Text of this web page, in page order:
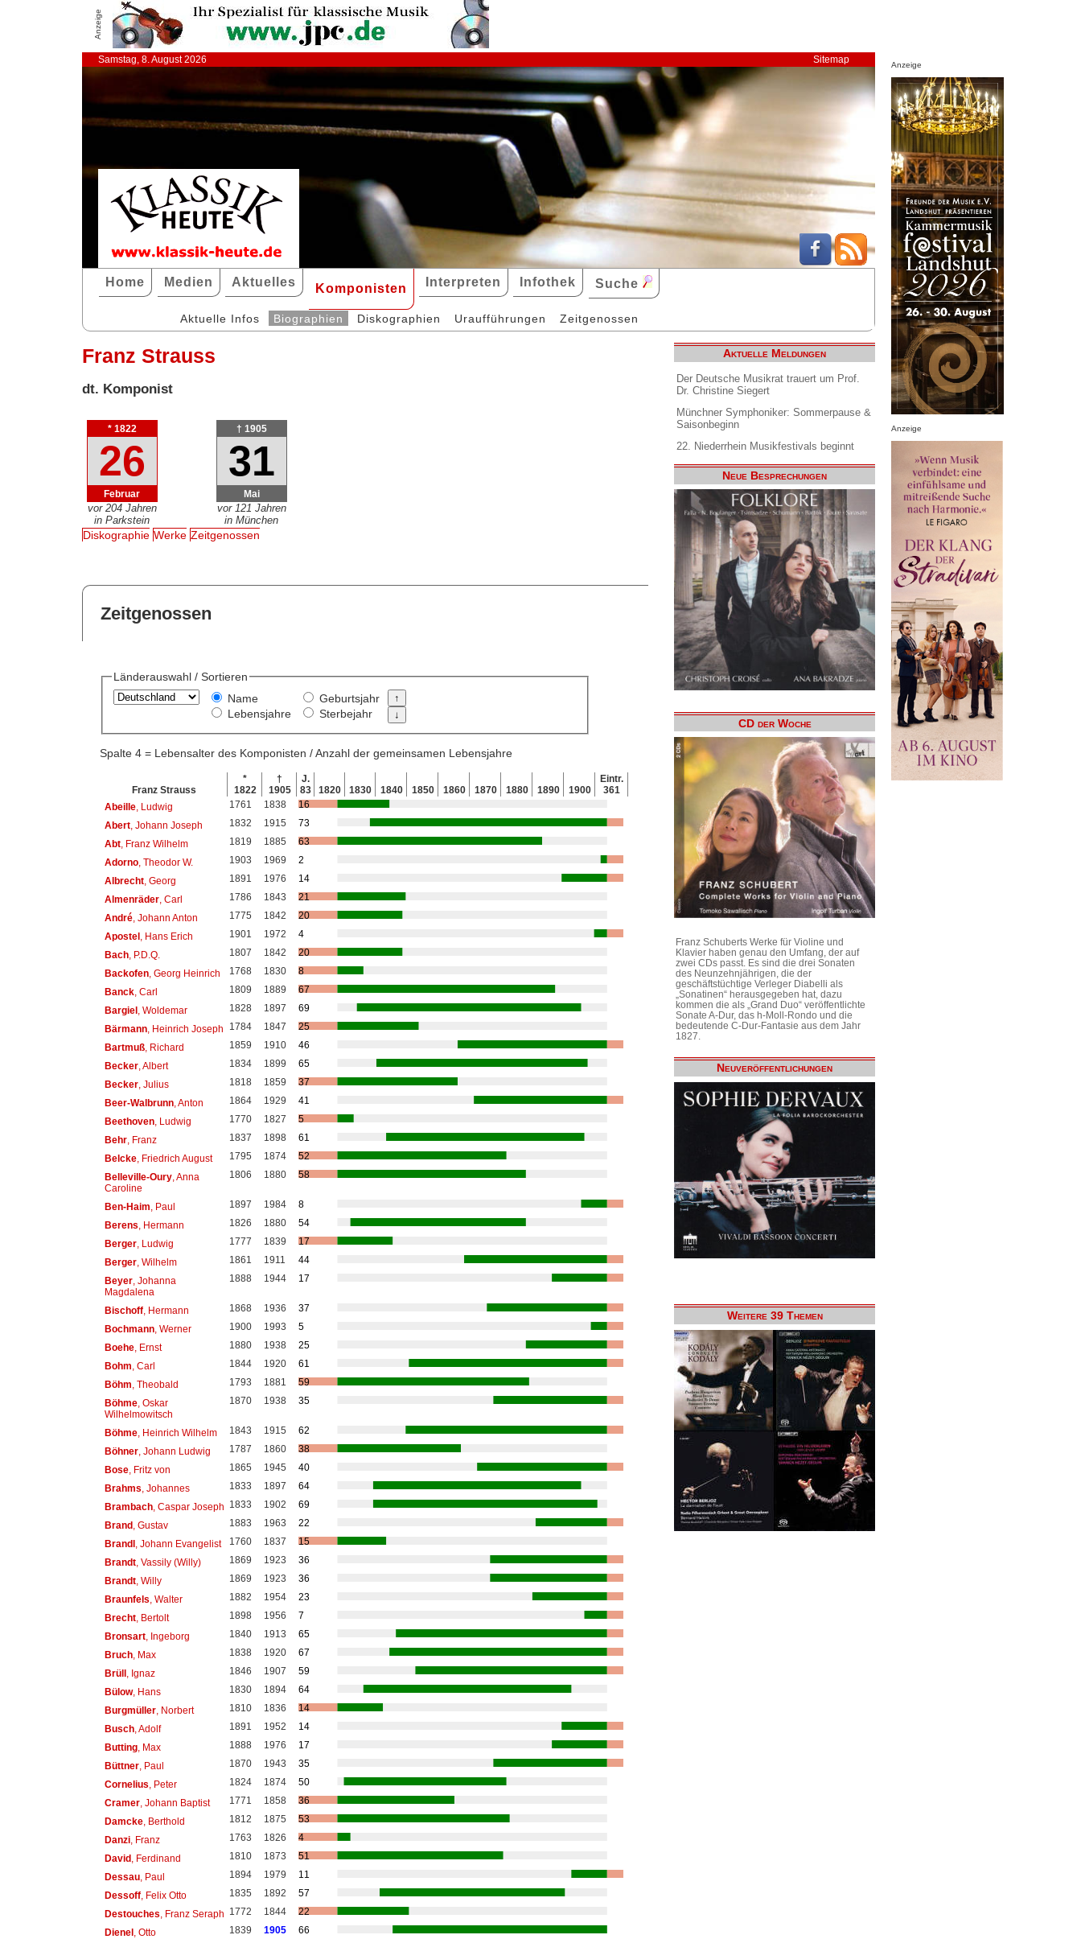
Anzeige
Samstag, 8. August 2026 Sitemap
Home Medien Aktuelles Komponisten Interpreten Infothek Suche
Aktuelle Infos Biographien Diskographien Uraufführungen Zeitgenossen
Franz Strauss
dt. Komponist
* 1822
26
Februar
vor 204 Jahren
in Parkstein
† 1905
31
Mai
vor 121 Jahren
in München
Diskographie Werke Zeitgenossen
Zeitgenossen
Länderauswahl / Sortieren
Name
Lebensjahre
Geburtsjahr
Sterbejahr
Spalte 4 = Lebensalter des Komponisten / Anzahl der gemeinsamen Lebensjahre
Franz Strauss
*
1822
†
1905
J.
83
1820 1830 1840 1850 1860 1870 1880 1890 1900
Eintr.
361
Abeille, Ludwig 1761 1838
16
Abert, Johann Joseph 1832 1915
73
Abt, Franz Wilhelm 1819 1885
63
Adorno, Theodor W. 1903 1969
2
Albrecht, Georg 1891 1976
14
Almenräder, Carl 1786 1843
21
André, Johann Anton 1775 1842
20
Apostel, Hans Erich 1901 1972
4
Bach, P.D.Q. 1807 1842
20
Backofen, Georg Heinrich 1768 1830
8
Banck, Carl 1809 1889
67
Bargiel, Woldemar 1828 1897
69
Bärmann, Heinrich Joseph 1784 1847
25
Bartmuß, Richard 1859 1910
46
Becker, Albert 1834 1899
65
Becker, Julius 1818 1859
37
Beer-Walbrunn, Anton 1864 1929
41
Beethoven, Ludwig 1770 1827
5
Behr, Franz 1837 1898
61
Belcke, Friedrich August 1795 1874
52
Belleville-Oury, Anna
Caroline
1806 1880 58
Ben-Haim , Paul 1897 1984
8
Berens , Hermann 1826 1880
54
Berger, Ludwig 1777 1839
17
Berger, Wilhelm 1861 1911
44
Beyer, Johanna
Magdalena
1888 1944 17
Bischoff, Hermann 1868 1936
37
Bochmann, Werner 1900 1993
5
Boehe, Ernst 1880 1938
25
Bohm , Carl 1844 1920
61
Böhm , Theobald 1793 1881
59
Böhme, Oskar
Wilhelmowitsch
1870 1938 35
Böhme, Heinrich Wilhelm 1843 1915
62
Böhner, Johann Ludwig 1787 1860
38
Bose, Fritz von 1865 1945
40
Brahms , Johannes 1833 1897
64
Brambach, Caspar Joseph 1833 1902
69
Brand, Gustav 1883 1963
22
Brandl, Johann Evangelist 1760 1837
15
Brandt, Vassily (Willy) 1869 1923
36
Brandt, Willy 1869 1923
36
Braunfels , Walter 1882 1954
23
Brecht, Bertolt 1898 1956
7
Bronsart, Ingeborg 1840 1913
65
Bruch, Max 1838 1920
67
Brüll, Ignaz 1846 1907
59
Bülow, Hans 1830 1894
64
Burgmüller, Norbert 1810 1836
14
Busch, Adolf 1891 1952
14
Butting, Max 1888 1976
17
Büttner, Paul 1870 1943
35
Cornelius , Peter 1824 1874
50
Cramer, Johann Baptist 1771 1858
36
Damcke, Berthold 1812 1875
53
Danzi, Franz 1763 1826
4
David, Ferdinand 1810 1873
51
Dessau, Paul 1894 1979
11
Dessoff, Felix Otto 1835 1892
57
Destouches , Franz Seraph 1772 1844
22
Dienel, Otto 1839 1905
66
Aktuelle Meldungen
Der Deutsche Musikrat trauert um Prof.
Dr. Christine Siegert
Münchner Symphoniker: Sommerpause &
Saisonbeginn
22. Niederrhein Musikfestivals beginnt
Neue Besprechungen
CD der Woche
Franz Schuberts Werke für Violine und
Klavier haben genau den Umfang, der auf
zwei CDs passt. Es sind die drei Sonaten
des Neunzehnjährigen, die der
geschäftstüchtige Verleger Diabelli als
„Sonatinen“ herausgegeben hat, dazu
kommen die als „Grand Duo“ veröffentlichte
Sonate A-Dur, das h-Moll-Rondo und die
bedeutende C-Dur-Fantasie aus dem Jahr
1827.
Neuveröffentlichungen
Weitere 39 Themen
Anzeige
Anzeige